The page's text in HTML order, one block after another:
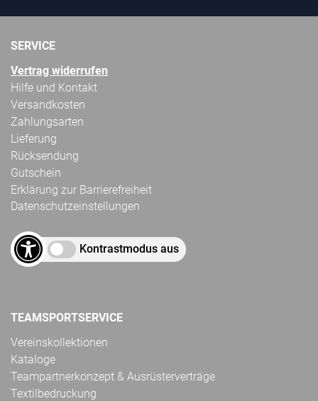
SERVICE
Vertrag widerrufen
Hilfe und Kontakt
Versandkosten
Zahlungsarten
Lieferung
Rücksendung
Gutschein
Erklärung zur Barrierefreiheit
Datenschutzeinstellungen
Kontrastmodus aus
TEAMSPORTSERVICE
Vereinskollektionen
Kataloge
Teampartnerkonzept & Ausrüsterverträge
Textilbedruckung